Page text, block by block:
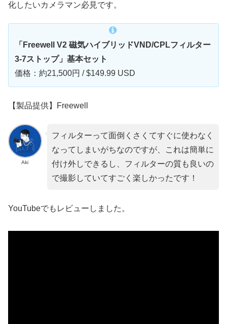
化したいカメラマン必見です。
「Freewell V2 磁気ハイブリッドVND/CPLフィルター
3-7ストップ」基本セット
価格：約21,500円 / $149.99 USD
【製品提供】Freewell
Aki
フィルターって面倒くさくてすぐに使わなく
なってしまいがちなのですが、これは簡単に
付け外しできるし、フィルターの質も良いの
で撮影していてすごく楽しかったです！
YouTubeでもレビューしました。